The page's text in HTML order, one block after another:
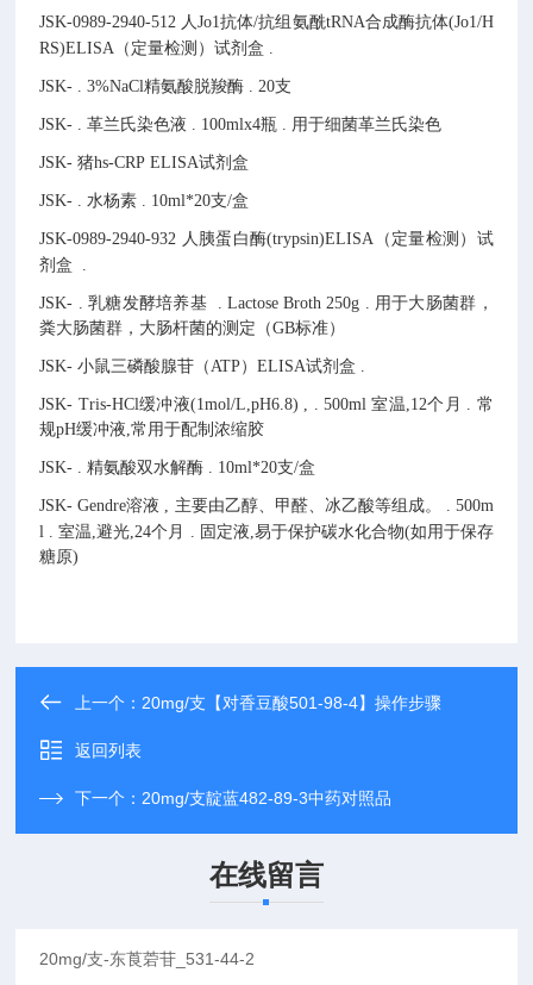
JSK-0989-2940-512 人Jo1抗体/抗组氨酰tRNA合成酶抗体(Jo1/H
RS)ELISA（定量检测）试剂盒 .
JSK- . 3%NaCl精氨酸脱羧酶 . 20支
JSK- . 革兰氏染色液 . 100mlx4瓶 . 用于细菌革兰氏染色
JSK- 猪hs-CRP ELISA试剂盒
JSK- . 水杨素 . 10ml*20支/盒
JSK-0989-2940-932 人胰蛋白酶(trypsin)ELISA（定量检测）试
剂盒
.
JSK- . 乳糖发酵培养基 . Lactose Broth 250g . 用于大肠菌群，
粪大肠菌群，大肠杆菌的测定（GB标准）
JSK- 小鼠三磷酸腺苷（ATP）ELISA试剂盒 .
JSK- Tris-HCl缓冲液(1mol/L,pH6.8) , . 500ml 室温,12个月 . 常
规pH缓冲液,常用于配制浓缩胶
JSK- . 精氨酸双水解酶 . 10ml*20支/盒
JSK- Gendre溶液 , 主要由乙醇、甲醛、冰乙酸等组成。 . 500m
l . 室温,避光,24个月 . 固定液,易于保护碳水化合物(如用于保存
糖原)
上一个： 20mg/支【对香豆酸501-98-4】操作步骤
返回列表
下一个： 20mg/支靛蓝482-89-3中药对照品
在线留言